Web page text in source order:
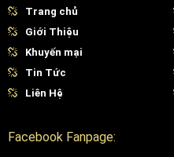
Trang chủ
Giới Thiệu
Khuyến mại
Tin Tức
Liên Hệ
Facebook Fanpage: